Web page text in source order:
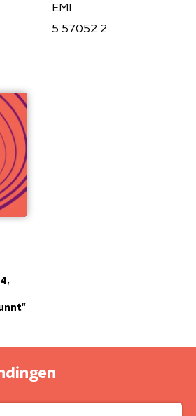
EMI
5 57052 2